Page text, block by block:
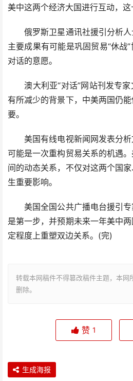
美中这两个经济大国进行互动，这
俄罗斯卫星通讯社援引分析人
主要成果有可能是巩固贸易“休战
对话的意愿。
澳大利亚“对话”网站刊发专家
有所减少的背景下，中美两国仍
要。
美国有线电视新闻网发表分析
可能是一次重构贸易关系的机遇
间的动态关系，不仅对这两个国
生重要影响。
美国全国公共广播电台援引专
是第一步，并预期未来一年美中
定程度上重塑双边关系。(完)
转载本网稿件不得篡改稿件主题，本网
删除。
赞 1
生成海报